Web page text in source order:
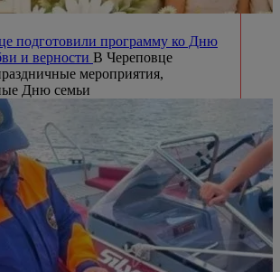
подготовили программу ко Дню
и верности В Череповце
мероприятия,
Дню семьи